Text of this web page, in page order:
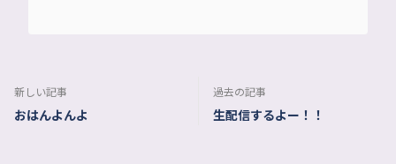
新しい記事
おはんよんよ
過去の記事
生配信するよー！！